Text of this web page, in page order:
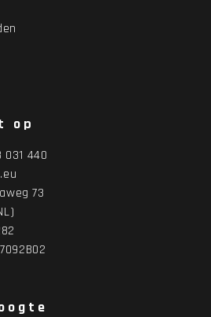
op
031 440
73